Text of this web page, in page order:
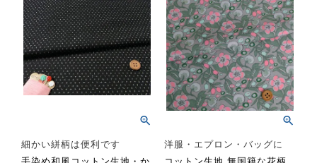
細かい絣柄は便利です
洋服・エプロン・バッグに